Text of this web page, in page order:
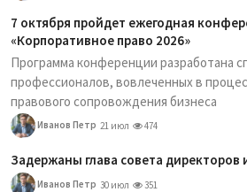
7 октября пройдет ежегодная
«Корпоративное право 2026»
Программа конференции разработана
профессионалов, вовлеченных в
правового сопровождения бизнеса
Иванов Петр 21 июл 474
Задержаны глава совета директоров
Иванов Петр 30 июл 351